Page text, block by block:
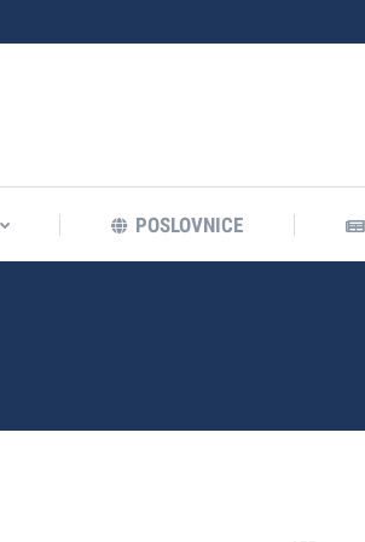
POSLOVNICE
POSLOVNICE